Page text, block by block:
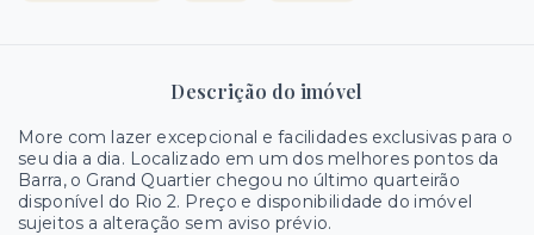
Descrição do imóvel
More com lazer excepcional e facilidades exclusivas para o
seu dia a dia. Localizado em um dos melhores pontos da
Barra, o Grand Quartier chegou no último quarteirão
disponível do Rio 2. Preço e disponibilidade do imóvel
sujeitos a alteração sem aviso prévio.